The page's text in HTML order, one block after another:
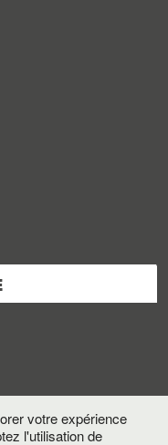
votre expérience
l'utilisation de